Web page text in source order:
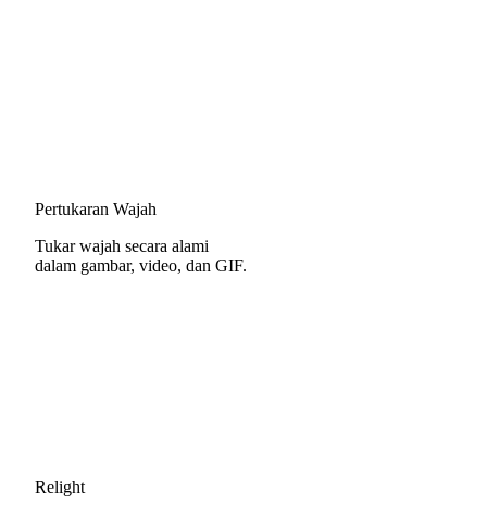
Pertukaran Wajah
Tukar wajah secara alami
dalam gambar, video, dan GIF.
Relight